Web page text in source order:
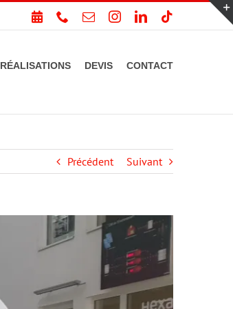
PRENDRE
RDV
Téléphone
EmailInstagram
LinkedIn
RÉALISATIONS DEVIS CONTACT
Précédent Suivant